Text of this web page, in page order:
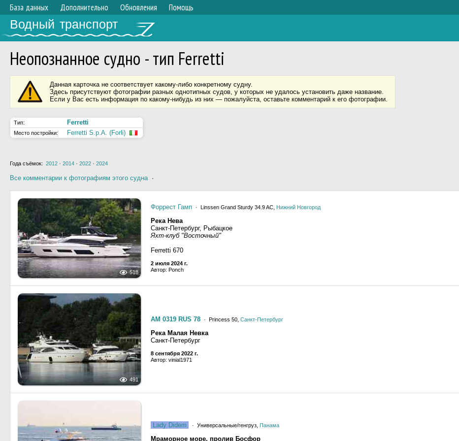
База данных Дополнительно Обновления Помощь
Водный транспорт
Неопознанное судно - тип Ferretti
Данная карточка не соответствует какому-либо конкретному судну.
Здесь присутствуют фотографии разных однотипных судов, у которых не удалось установить даже название.
Если у Вас есть информация по какому-нибудь из них — пожалуйста, оставьте комментарий к его фотографии.
Тип: Ferretti
Место постройки: Ferretti S.p.A. (Forli)
Года съёмок: 2012 · 2014 · 2022 · 2024
Все комментарии к фотографиям этого судна·
518
Форрест Гамп · Linssen Grand Sturdy 34.9 AC, Нижний Новгород
Река Нева
Санкт-Петербург, Рыбацкое
Яхт-клуб "Восточный"
Ferretti 670
2 июля 2024 г.
Автор: Ponch
491
АМ 0319 RUS 78 · Princess 50, Санкт-Петербург
Река Малая Невка
Санкт-Петербург
8 сентября 2022 г.
Автор: vinial1971
Lady Didem · Универсальные/генгруз, Панама
Мраморное море, пролив Босфор